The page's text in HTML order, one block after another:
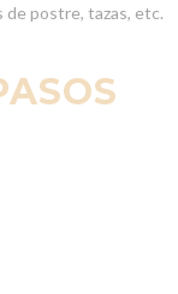
de postre, tazas, etc.